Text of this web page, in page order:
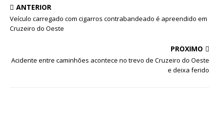
ANTERIOR
Veículo carregado com cigarros contrabandeado é apreendido em
Cruzeiro do Oeste
PRÓXIMO
Acidente entre caminhões acontece no trevo de Cruzeiro do Oeste
e deixa ferido